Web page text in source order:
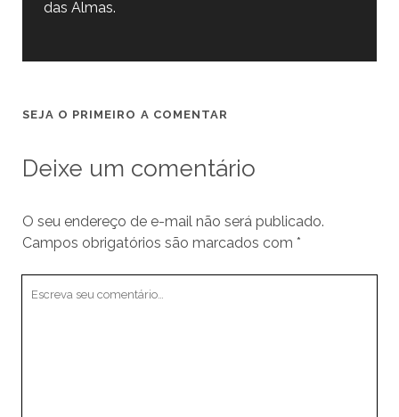
das Almas.
SEJA O PRIMEIRO A COMENTAR
Deixe um comentário
O seu endereço de e-mail não será publicado.
Campos obrigatórios são marcados com *